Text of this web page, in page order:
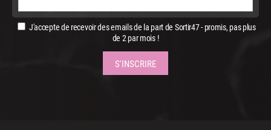
J'accepte de recevoir des emails de la part de Sortir47 - promis, pas plus
de 2 par mois !